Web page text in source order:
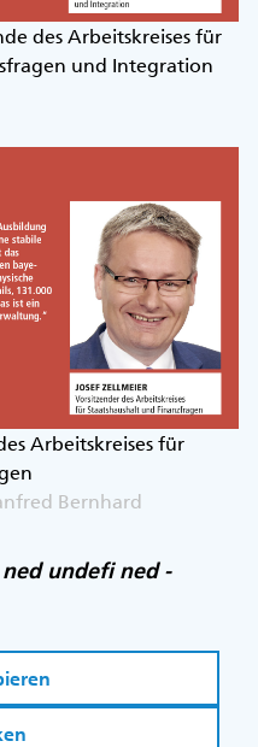
des Arbeitskreises für
und Integration
Arbeitskreises für
Bernhard
undefi ned -